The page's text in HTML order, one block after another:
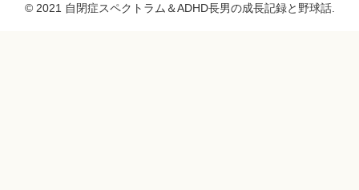
© 2021 自閉症スペクトラム＆ADHD長男の成長記録と野球話.